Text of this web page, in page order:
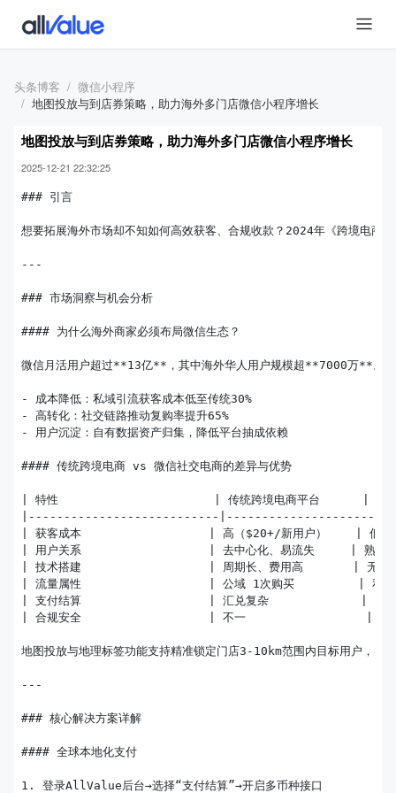
头条博客
微信小程序
地图投放与到店券策略，助力海外多门店微信小程序增长
地图投放与到店券策略，助力海外多门店微信小程序增长
2025-12-21 22:32:25
### 引言
想要拓展海外市场却不知如何高效获客、合规收款？2024年《跨境电商
---
### 市场洞察与机会分析
#### 为什么海外商家必须布局微信生态？
微信月活用户超过**13亿**，其中海外华人用户规模超**7000万**。这
- 成本降低：私域引流获客成本低至传统30%
- 高转化：社交链路推动复购率提升65%
- 用户沉淀：自有数据资产归集，降低平台抽成依赖
#### 传统跨境电商 vs 微信社交电商的差异与优势
| 特性                      | 传统跨境电商平台      |
|---------------------------|----------------------
| 获客成本                  | 高（$20+/新用户）    |
| 用户关系                  | 去中心化、易流失     | 熟
| 技术搭建                  | 周期长、费用高       | 无代
| 流量属性                  | 公域 1次购买         | 私域
| 支付结算                  | 汇兑复杂             | 多
| 合规安全                  | 不一                 | ISO 27001
地图投放与地理标签功能支持精准锁定门店3-10km范围内目标用户，
---
### 核心解决方案详解
#### 全球本地化支付
1. 登录AllValue后台→选择“支付结算”→开启多币种接口